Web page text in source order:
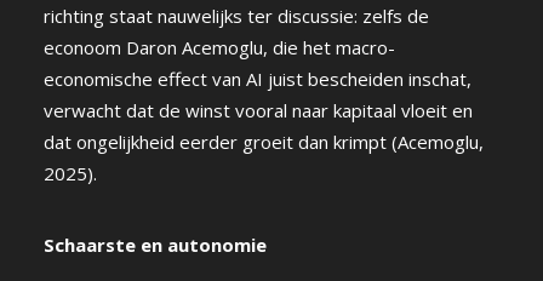
richting staat nauwelijks ter discussie: zelfs de
econoom Daron Acemoglu, die het macro-
economische effect van AI juist bescheiden inschat,
verwacht dat de winst vooral naar kapitaal vloeit en
dat ongelijkheid eerder groeit dan krimpt (Acemoglu,
2025).
Schaarste en autonomie